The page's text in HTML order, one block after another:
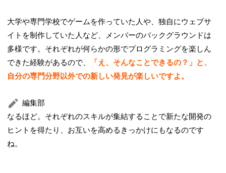
大学や専門学校でゲームを作っていた人や、独自にウェブサ
イトを制作していた人など、メンバーのバックグラウンドは
多様です。それぞれが何らかの形でプログラミングを楽しん
できた経験があるので、
「え、そんなことできるの？」と、
自分の専門分野以外での新しい発見が楽しいですよ。
編集部
なるほど。それぞれのスキルが集結することで新たな開発の
ヒントを得たり、お互いを高めるきっかけにもなるのです
ね。